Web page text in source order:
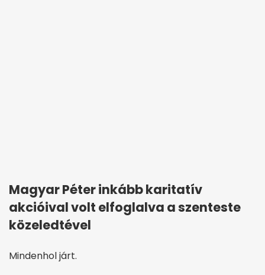
Magyar Péter inkább karitatív
akcióival volt elfoglalva a szenteste
közeledtével
Mindenhol járt.